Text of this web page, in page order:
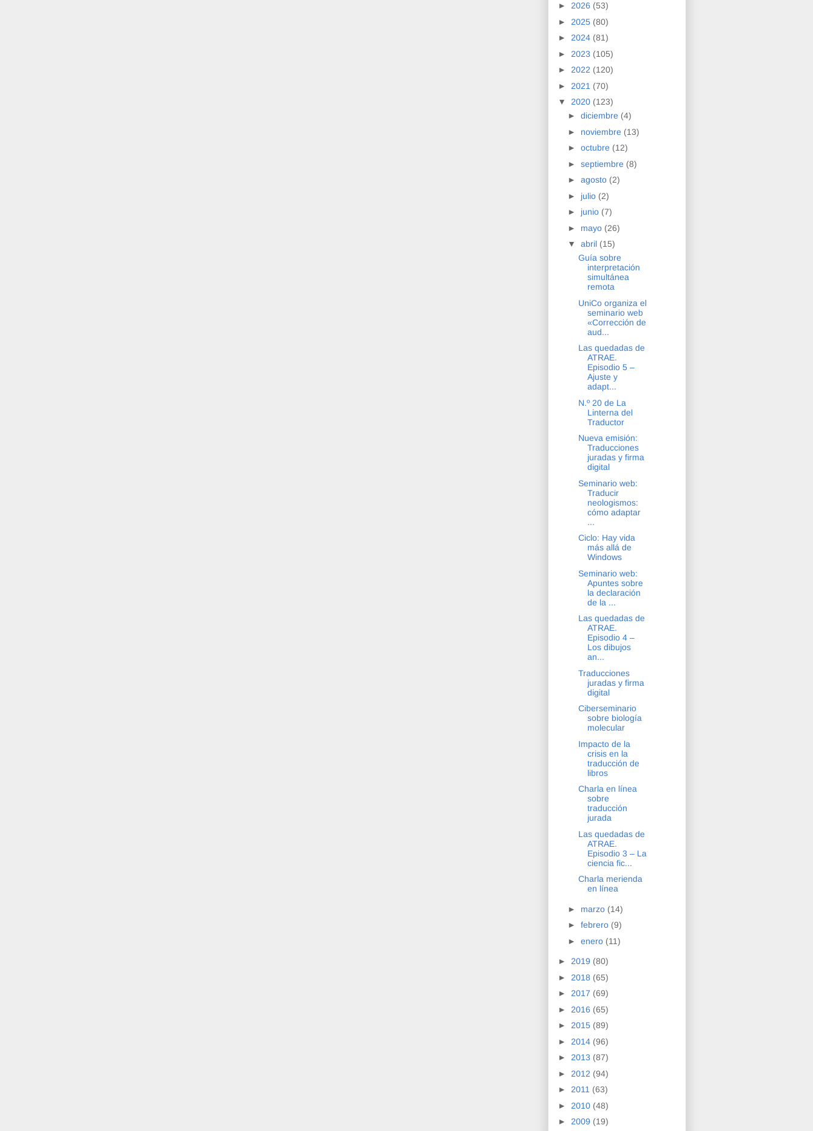
► 2026 (53)
► 2025 (80)
► 2024 (81)
► 2023 (105)
► 2022 (120)
► 2021 (70)
▼ 2020 (123)
►diciembre (4)
► noviembre (13)
►octubre (12)
►septiembre (8)
►agosto (2)
► julio (2)
► junio (7)
► mayo (26)
▼abril (15)
Guía sobre
interpretación
simultánea
remota
UniCo organiza el
seminario web
«Corrección de
aud...
Las quedadas de
ATRAE.
Episodio 5 –
Ajuste y
adapt...
N.º 20 de La
Linterna del
Traductor
Nueva emisión:
Traducciones
juradas y firma
digital
Seminario web:
Traducir
neologismos:
cómo adaptar
...
Ciclo: Hay vida
más allá de
Windows
Seminario web:
Apuntes sobre
la declaración
de la ...
Las quedadas de
ATRAE.
Episodio 4 –
Los dibujos
an...
Traducciones
juradas y firma
digital
Ciberseminario
sobre biología
molecular
Impacto de la
crisis en la
traducción de
libros
Charla en línea
sobre
traducción
jurada
Las quedadas de
ATRAE.
Episodio 3 – La
ciencia fic...
Charla merienda
en línea
► marzo (14)
►febrero (9)
►enero (11)
► 2019 (80)
► 2018 (65)
► 2017 (69)
► 2016 (65)
► 2015 (89)
► 2014 (96)
► 2013 (87)
► 2012 (94)
► 2011 (63)
► 2010 (48)
► 2009 (19)